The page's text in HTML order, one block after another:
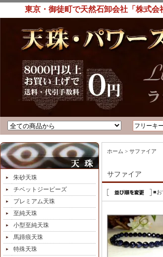
東京・御徒町で天然石卸会社「株式
朱砂天珠
チベットジービーズ
プレミアム天珠
至純天珠
小型至純天珠
馬蹄痕天珠
特殊天珠
ホーム > サファイア
サファイア
■お